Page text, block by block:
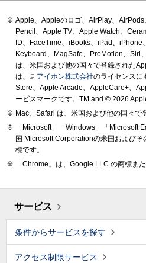
Apple、Appleのロゴ、AirPlay、
Pencil、Apple TV、Apple Watch、
ID、FaceTime、iBooks、iPad、
Keyboard、MagSafe、ProMotion、Siri
は、米国および他の国々で登録された
は、
アイホン株式会社のライセンスに
Store、Apple Arcade、AppleCare+、
ービスマークです。TM and © 2026
Mac、Safari は、米国および他の国々で
「Microsoft」「Windows」「Microsoft
国 Microsoft Corporationの米国および
標です。
「Chrome」は、Google LLC の商標ま
サービス
条件からサービスを探す
アクセス制限サービス